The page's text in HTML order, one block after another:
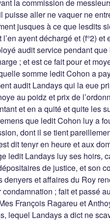
la commission de
puisse aller ne vaquer ne
jusques à ce que lesdits
ayent déchargé et (f°2) et
audit service pendant que
; et est ce fait pour et
somme ledit Cohon a
audit Landays qui la eue
au poidz et prix de
et en a quité et quite les
que ledit Cohon luy a
dont il se tient
dit tenyr en heure et aux
ledit Landays luy ses hoirs,
de justice, et son
et affaires du Roy
; fait et passé
François Ragareu et
lequel Landays a dict ne